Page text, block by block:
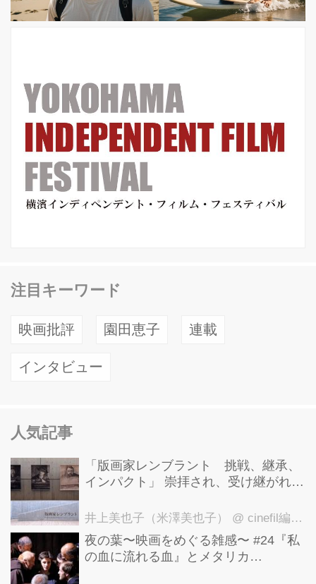
ムズ・フランコ、ブレンダン・グリー
注目キーワード
映画批評 園田恵子 連載
インタビュー
人気記事
「版画家レンブラント 挑戦、継承、
インパクト」 崇拝され、受け継がれ、
洋美術館にて9月23日まで開催中！
井上美也子（米澤美也子） @ cinefil編集部
夜の葉〜映画をめぐる雑感〜 #24『私
の血に流れる血』とメタリカ